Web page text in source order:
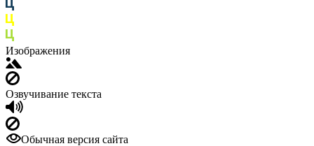
Изображения
Озвучивание текста
Обычная версия сайта